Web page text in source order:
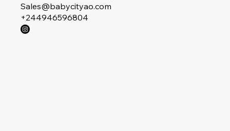
Sales@babycityao.com
+244946596804